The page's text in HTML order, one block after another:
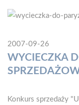
2007-09-26
WYCIECZKA
Konkurs sprzedaży